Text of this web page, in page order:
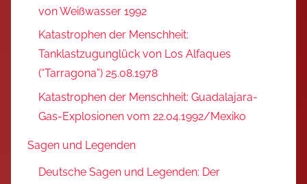
von Weißwasser 1992
Katastrophen der Menschheit:
Tanklastzugunglück von Los Alfaques
(“Tarragona”) 25.08.1978
Katastrophen der Menschheit: Guadalajara-
Gas-Explosionen vom 22.04.1992/Mexiko
Sagen und Legenden
Deutsche Sagen und Legenden: Der